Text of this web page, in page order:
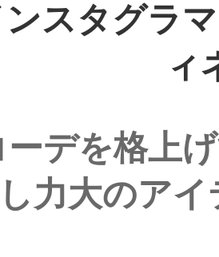
ンスタグラ
ィ
ーデを格上
力大のア